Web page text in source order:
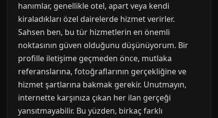
hanımlar, genellikle otel, apart veya kendi
kiraladıkları özel dairelerde hizmet verirler.
Sahsen ben, bu tür hizmetlerin en önemli
noktasının güven olduğunu düşünüyorum. Bir
profille iletişime geçmeden önce, mutlaka
referanslarına, fotoğraflarının gerçekliğine ve
hizmet şartlarına bakmak gerekir. Unutmayın,
internette karşınıza çıkan her ilan gerçeği
yansıtmayabilir. Bu yüzden, birkaç farklı